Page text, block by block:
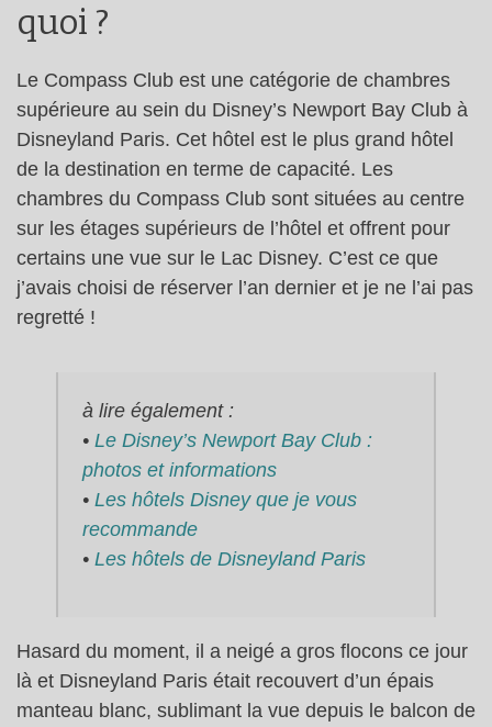
quoi ?
Le Compass Club est une catégorie de chambres
supérieure au sein du Disney’s Newport Bay Club à
Disneyland Paris. Cet hôtel est le plus grand hôtel
de la destination en terme de capacité. Les
chambres du Compass Club sont situées au centre
sur les étages supérieurs de l’hôtel et offrent pour
certains une vue sur le Lac Disney. C’est ce que
j’avais choisi de réserver l’an dernier et je ne l’ai pas
regretté !
à lire également :
• Le Disney’s Newport Bay Club :
photos et informations
• Les hôtels Disney que je vous
recommande
• Les hôtels de Disneyland Paris
Hasard du moment, il a neigé a gros flocons ce jour
là et Disneyland Paris était recouvert d’un épais
manteau blanc, sublimant la vue depuis le balcon de